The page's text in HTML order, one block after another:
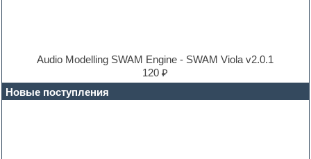
E-MU Samples
Electric guitar
Electric piano
Audio Modelling SWAM Engine - SWAM Viola v2.0.1
120 ₽
Новые поступления